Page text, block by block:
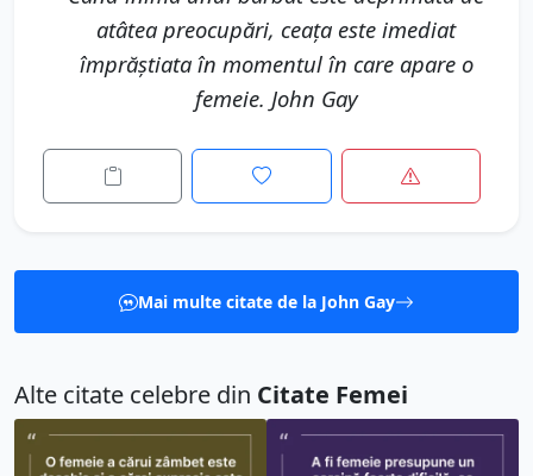
atâtea preocupări, ceaţa este imediat
împrăștiata în momentul în care apare o
femeie. John Gay
Mai multe citate de la John Gay
Alte citate celebre din Citate Femei